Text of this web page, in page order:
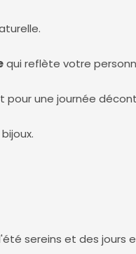
qui reflète votre
une journée
sereins et des jours